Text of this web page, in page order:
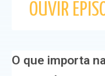
OUVIR
O que importa